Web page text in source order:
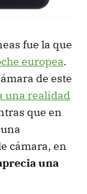
fue la que
europea.
de este
una realidad
que en
cámara, en
una